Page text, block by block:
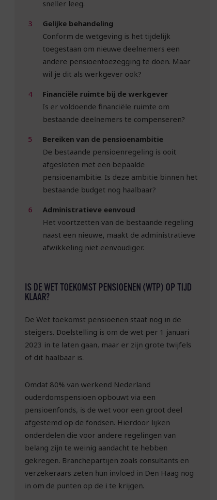
sneller leeg.
Gelijke behandeling
Conform de wetgeving is het tijdelijk
toegestaan om nieuwe deelnemers een
andere pensioentoezegging te doen. Maar
wil je dit als werkgever ook?
Financiële ruimte bij de werkgever
Is er voldoende financiële ruimte om
bestaande deelnemers te compenseren?
Bereiken van de pensioenambitie
De bestaande pensioenregeling is ooit
afgesloten met een bepaalde
pensioenambitie. Is deze ambitie binnen het
bestaande budget nog haalbaar?
Administratieve eenvoud
Het voortzetten van de bestaande regeling
naast een nieuwe, maakt de administratieve
afwikkeling niet eenvoudiger.
IS DE WET TOEKOMST PENSIOENEN (WTP) OP TIJD
KLAAR?
De Wet toekomst pensioenen staat nog in de
steigers. Doelstelling is om de wet per 1 januari
2023 in te laten gaan, maar er zijn grote twijfels
of dit haalbaar is.
Omdat 80% van werkend Nederland
ouderdomspensioen opbouwt via een
pensioenfonds, is de wet voor een groot deel
afgestemd op de fondsen. Hierdoor lijken
onderdelen die voor andere regelingen van
belang zijn te weinig aandacht te hebben
gekregen. Branchepartijen zoals consultants en
verzekeraars zeten hun invloed in Den Haag nog
in om de punten op de i te krijgen.